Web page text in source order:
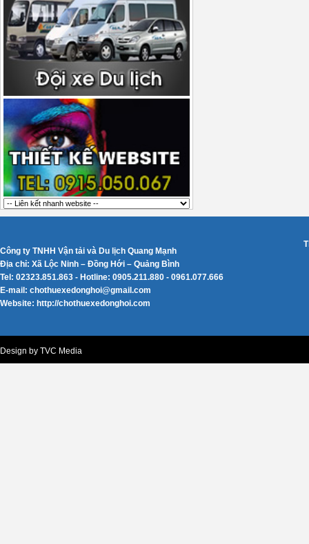
Công ty TNHH Vận tải và Du lịch Quang Mạnh
Địa chỉ: Xã Lộc Ninh – Đồng Hới – Quảng Bình
Tel: 02323.851.863 - Hotline: 0905.211.880 - 0961.077.666
E-mail: chothuexedonghoi@gmail.com
Website: http://chothuexedonghoi.com
Design by TVC Media